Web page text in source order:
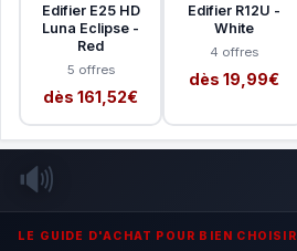
Edifier E25 HD
Luna Eclipse -
Red
5 offres
dès 161,52€
Edifier R12U -
White
4 offres
dès 19,99€
🔊
LE GUIDE D'ACHAT POUR BIEN CHOISIR